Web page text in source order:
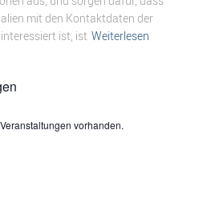
mit den Kontaktdaten der
ist, ist Weiterlesen
vorhanden.